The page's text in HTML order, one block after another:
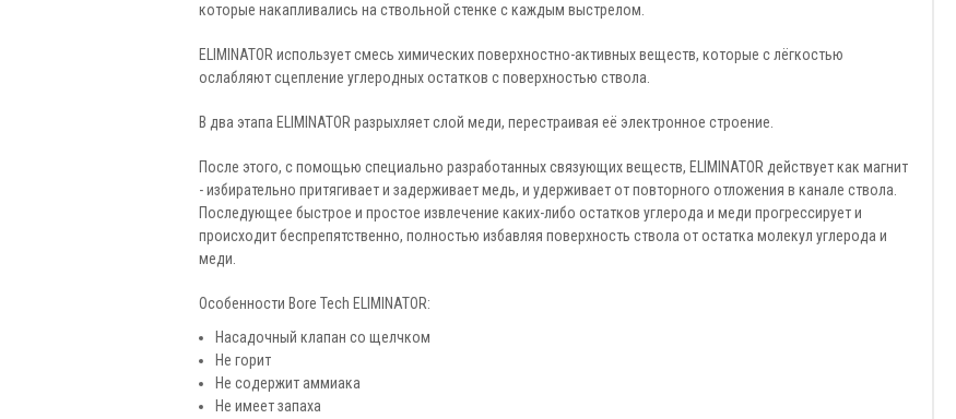
которые накапливались на ствольной стенке с каждым выстрелом.
ELIMINATOR использует смесь химических поверхностно-активных веществ, которые с лёгкостью
ослабляют сцепление углеродных остатков с поверхностью ствола.
В два этапа ELIMINATOR разрыхляет слой меди, перестраивая её электронное строение.
После этого, с помощью специально разработанных связующих веществ, ELIMINATOR действует как магнит
- избирательно притягивает и задерживает медь, и удерживает от повторного отложения в канале ствола.
Последующее быстрое и простое извлечение каких-либо остатков углерода и меди прогрессирует и
происходит беспрепятственно, полностью избавляя поверхность ствола от остатка молекул углерода и
меди.
Особенности Bore Tech ELIMINATOR:
Насадочный клапан со щелчком
Не горит
Не содержит аммиака
Не имеет запаха